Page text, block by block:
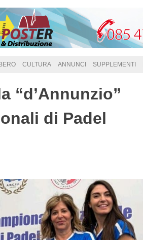
CULTURA ANNUNCI SUPPLEMENTI
“d’Annunzio”
di Padel